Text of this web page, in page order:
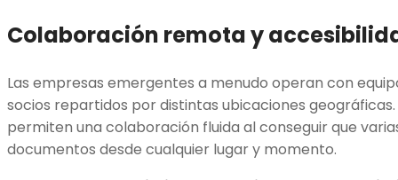
Colaboración remota y
Las empresas emergentes a menudo operan con
socios repartidos por distintas ubicaciones
permiten una colaboración fluida al conseguir que
documentos desde cualquier lugar y momento.